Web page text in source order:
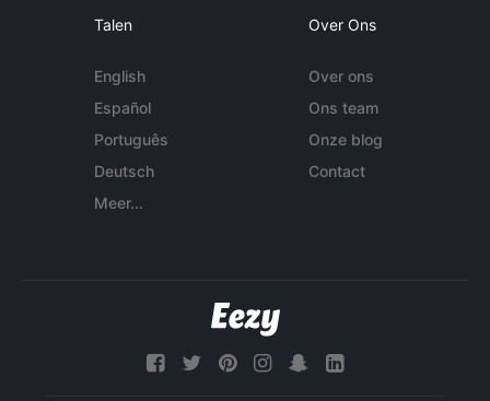
Talen
English
Español
Português
Deutsch
Meer...
Over Ons
Over ons
Ons team
Onze blog
Contact